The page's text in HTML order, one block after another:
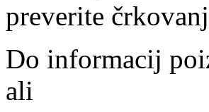
preverite
Do informacij
ali